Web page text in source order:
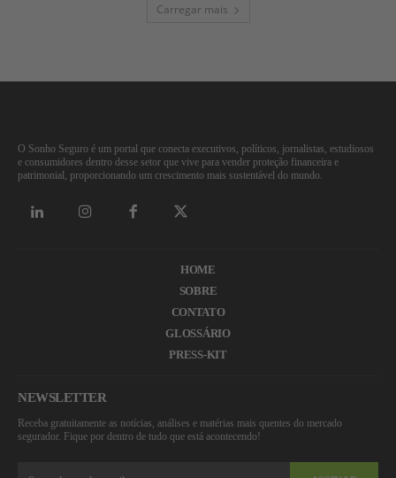
Carregar mais
O Sonho Seguro é um portal que conecta executivos, políticos, jornalistas, estudiosos
e consumidores dentro desse setor que vive para vender proteção financeira e
patrimonial, proporcionando um crescimento mais sustentável do mundo.
HOME
SOBRE
CONTATO
GLOSSÁRIO
PRESS-KIT
NEWSLETTER
Receba gratuitamente as notícias, análises e matérias mais quentes do mercado
segurador. Fique por dentro de tudo que está acontecendo!